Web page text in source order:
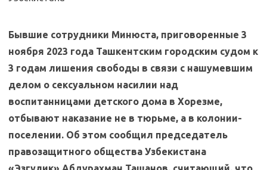
Бывшие сотрудники Минюста, приговоренные 3
ноября 2023 года Ташкентским городским судом к
3 годам лишения свободы в связи с нашумевшим
делом о сексуальном насилии над
воспитанницами детского дома в Хорезме,
отбывают наказание не в тюрьме, а в колонии-
поселении. Об этом сообщил председатель
правозащитного общества Узбекистана